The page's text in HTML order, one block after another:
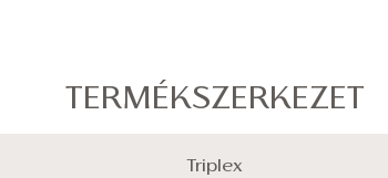
TERMÉKSZERKEZET
Triplex